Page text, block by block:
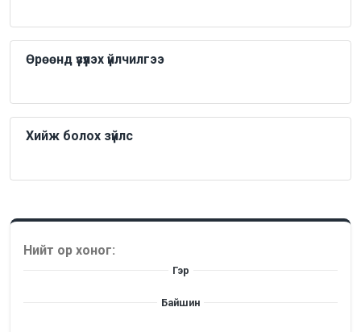
Өрөөнд үзүүлэх үйлчилгээ
Хийж болох зүйлс
Нийт ор хоног:
Гэр
Байшин